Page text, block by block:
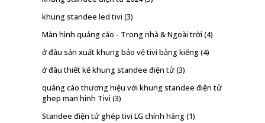
khung standee led tivi (3)
Màn hình quảng cáo - Trong nhà & Ngoài trời (4)
ở đâu sản xuất khung bảo vệ tivi bằng kiếng(4)
ở đâu thiết kế khung standee điện tử(3)
quảng cáo thương hiệu với khung standee điện tử
ghep man hinh Tivi (3)
Standee điện tử ghép tivi LG chính hãng(1)